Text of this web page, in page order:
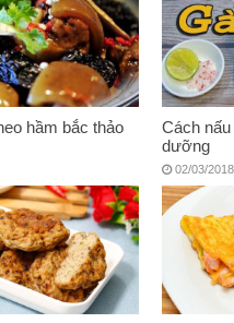
hầm bắc thảo
Cách
dưỡng
02/03/2018